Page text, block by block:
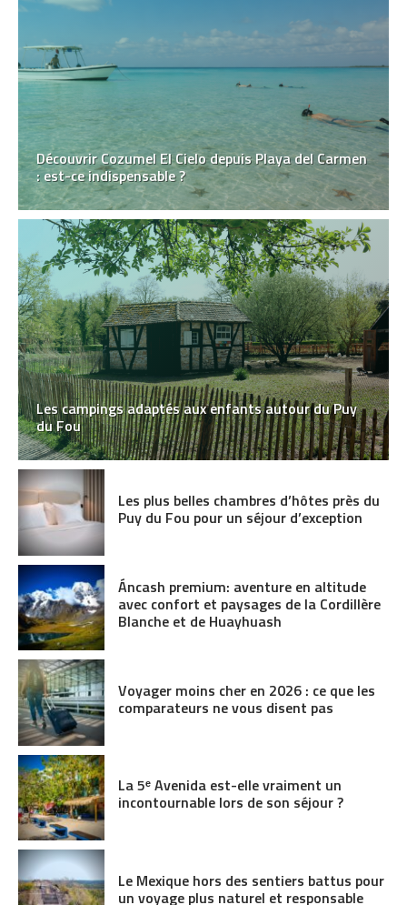
Découvrir Cozumel El Cielo depuis Playa del Carmen
: est-ce indispensable ?
Les campings adaptés aux enfants autour du Puy
du Fou
Les plus belles chambres d’hôtes près du
Puy du Fou pour un séjour d’exception
Áncash premium: aventure en altitude
avec confort et paysages de la Cordillère
Blanche et de Huayhuash
Voyager moins cher en 2026 : ce que les
comparateurs ne vous disent pas
La 5ᵉ Avenida est-elle vraiment un
incontournable lors de son séjour ?
Le Mexique hors des sentiers battus pour
un voyage plus naturel et responsable